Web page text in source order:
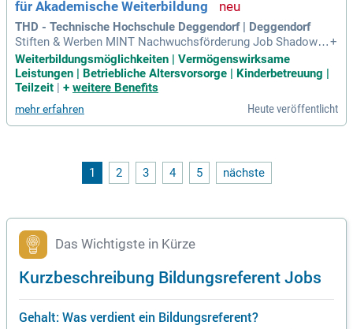
für Akademische Weiterbildung
THD - Technische Hochschule Deggendorf | Deggendorf
Stiften & Werben MINT Nachwuchsförderung Job Shadowin
g Employer Branding durch Weiterbildung Follow us: Follow
us: DE EN Logout Zurück Startseite Header minimieren Hea
der maximieren Weiterbildungsreferentin / Weiterbildungsre
+
Weiterbildungsmöglichkeiten | Vermögenswirksame
Leistungen | Betriebliche Altersvorsorge | Kinderbetreuung |
Teilzeit | + weitere Benefits
mehr erfahren Heute veröffentlicht
1 2 3 4 5 nächste
Das Wichtigste in Kürze
Kurzbeschreibung Bildungsreferent Jobs
Gehalt: Was verdient ein Bildungsreferent?